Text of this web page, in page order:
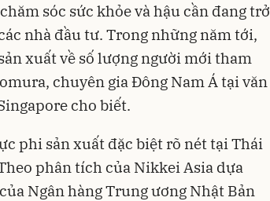
sóc sức khỏe và hậu cần đang trở
nhà đầu tư. Trong những năm tới,
xuất về số lượng người mới tham
chuyên gia Đông Nam Á tại văn
cho biết.
phi sản xuất đặc biệt rõ nét tại Thái
phân tích của Nikkei Asia dựa
Ngân hàng Trung ương Nhật Bản